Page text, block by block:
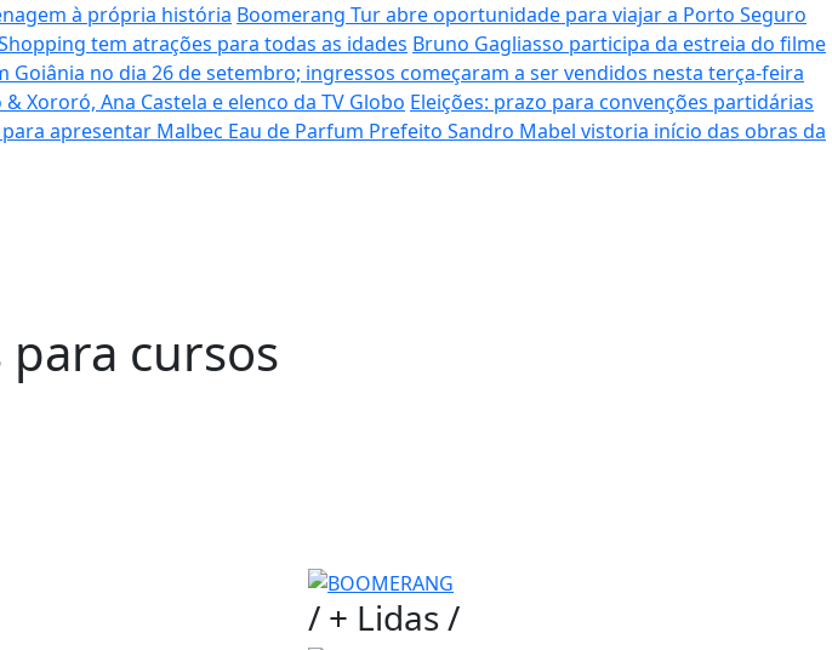
à própria história Boomerang Tur abre oportunidade para viajar a Porto Seguro
tem atrações para todas as idades Bruno Gagliasso participa da estreia do filme
Goiânia no dia 26 de setembro; ingressos começaram a ser vendidos nesta terça-feira
Xororó, Ana Castela e elenco da TV Globo Eleições: prazo para convenções partidárias
apresentar Malbec Eau de Parfum Prefeito Sandro Mabel vistoria início das obras da
cursos
/ + Lidas/